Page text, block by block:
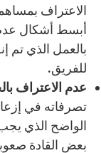
الاعتراف
أبسط أشكال عدم
بالعمل الذي تم
للفريق.
عدم الاعتراف
تصرفاته في
الواضح الذي
بعض القادة